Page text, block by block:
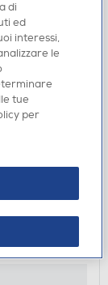
di
ed
interessi,
le
tue
per